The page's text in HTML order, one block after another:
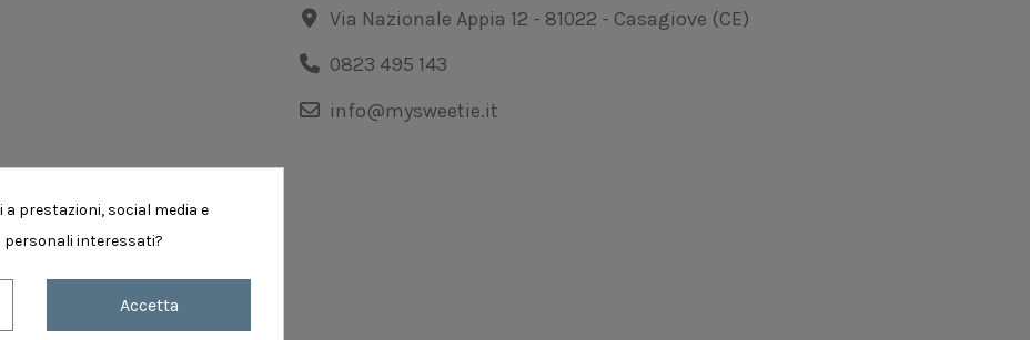
Via Nazionale Appia 12 - 81022 - Casagiove (CE)
0823 495 143
info@mysweetie.it
prestazioni, social media e
personali interessati?
Accetta